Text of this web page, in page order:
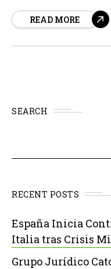
gigante de 75 metros
READ MORE
SEARCH
RECENT POSTS
España Inicia
Italia tras Crisis
Grupo Jurídico